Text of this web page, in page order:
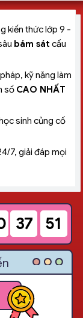
kiến thức lớp 9 -
bám sát cấu
kỹ năng làm
số CAO NHẤT
sinh củng cố
7, giải đáp mọi
37 49